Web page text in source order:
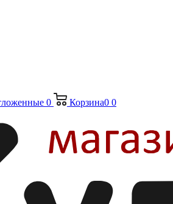
0 Корзина0 0